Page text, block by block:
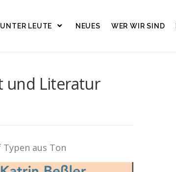
LEUTE NEUES WER WIR SIND
und Literatur
Typen aus Ton